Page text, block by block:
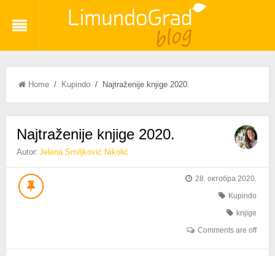
Home/ Kupindo/ Najtraženije knjige 2020.
Najtraženije knjige 2020.
Autor: Jelena Smiljković Nikolić
28. октобра 2020.
Kupindo
knjige
Comments are off